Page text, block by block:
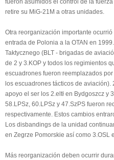
fueron asumidos el control de la
retire su MiG-21M a otras unidades.
Otra reorganización importante
entrada de Polonia a la OTAN en
Taktycznego (BLT - brigadas de
de 2 y 3.KOP y todos los regimientos
escuadrones fueron reemplazados
los escuadrones tácticos de aviación).
apoyo el ser los 2.eltł en Bydgoszcz y
58.LPSz, 60.LPSz y 47.SzPS fueron
respectivamente. Estos cambios
Los disbandings de la unidad
en Zegrze Pomorskie así como 3.OSL
Más reorganización deben ocurrir